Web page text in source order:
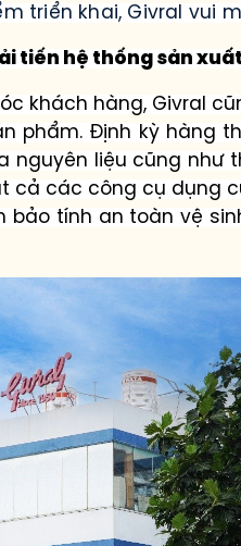
triển khai, Givral vui
tiến hệ thống sản
khách hàng, Givral
phẩm. Định kỳ hàng
nguyên liệu cũng
các công cụ dụng
tính an toàn vệ